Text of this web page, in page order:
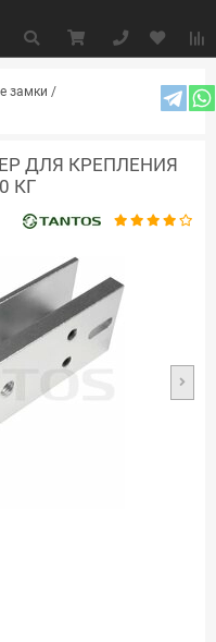
замки /
ДЛЯ КРЕПЛЕНИЯ
КГ